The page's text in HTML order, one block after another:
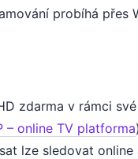
probíhá přes
zdarma v rámci
– online TV platforma
lze sledovat